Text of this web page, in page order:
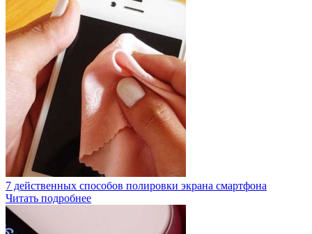
7 действенных способов полировки экрана смартфона
Читать подробнее